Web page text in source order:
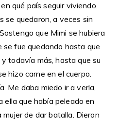
qué país seguir viviendo.
se quedaron, a veces sin
que Mimi se hubiera
se fue quedando hasta que
todavía más, hasta que su
hizo carne en el cuerpo.
Me daba miedo ir a verla,
ella que había peleado en
de dar batalla. Dieron